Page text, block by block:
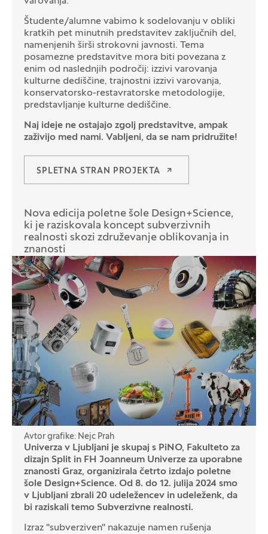
Študente/alumne vabimo k sodelovanju v obliki
kratkih pet minutnih predstavitev zaključnih del,
namenjenih širši strokovni javnosti. Tema
posamezne predstavitve mora biti povezana z
enim od naslednjih področij: izzivi varovanja
kulturne dediščine, trajnostni izzivi varovanja,
konservatorsko-restavratorske metodologije,
predstavljanje kulturne dediščine.
Naj ideje ne ostajajo zgolj predstavitve, ampak
zaživijo med nami. Vabljeni, da se nam pridružite!
SPLETNA STRAN PROJEKTA
Nova edicija poletne šole Design+Science,
ki je raziskovala koncept subverzivnih
realnosti skozi združevanje oblikovanja in
znanosti
Avtor grafike: Nejc Prah
Univerza v Ljubljani je skupaj s PiNO, Fakulteto za
dizajn Split in FH Joanneum Univerze za uporabne
znanosti Graz, organizirala četrto izdajo poletne
šole Design+Science. Od 8. do 12. julija 2024 smo
v Ljubljani zbrali 20 udeležencev in udeleženk, da
bi raziskali temo Subverzivne realnosti.
Izraz "subverziven" nakazuje namen rušenja